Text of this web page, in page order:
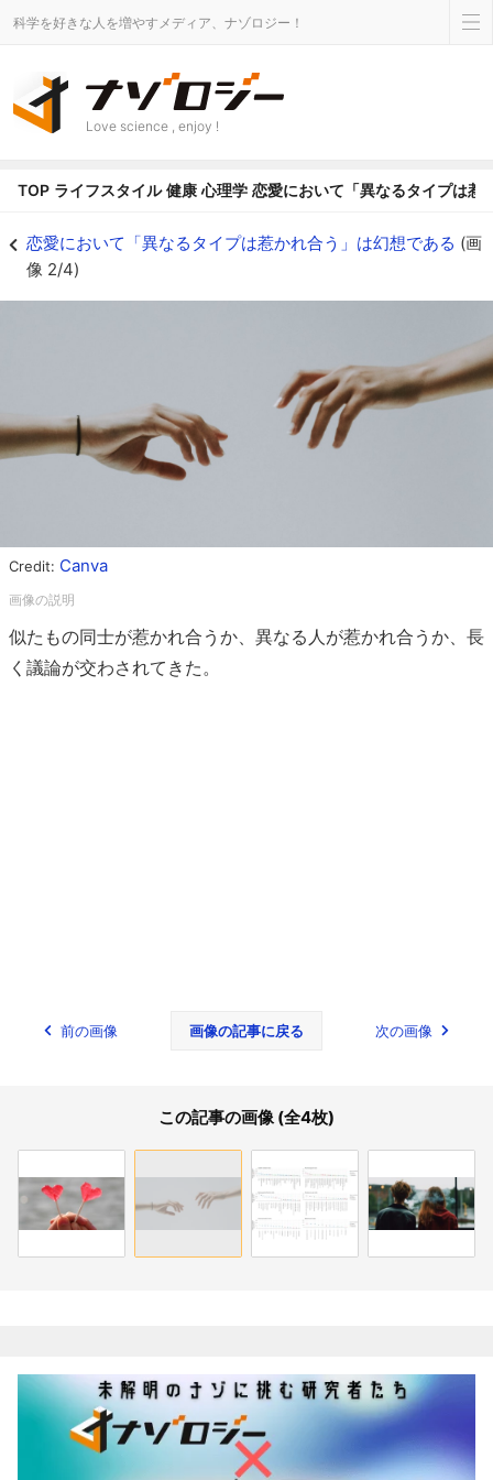
科学を好きな人を増やすメディア、ナゾロジー！
Love science , enjoy !
TOP ライフスタイル 健康 心理学 恋愛において「異なるタイプは惹
恋愛において「異なるタイプは惹かれ合う」は幻想である (画
像 2/4)
Credit: Canva
似たもの同士が惹かれ合うか、異なる人が惹かれ合うか、長
く議論が交わされてきた。
前の画像 画像の記事に戻る 次の画像
この記事の画像 (全4枚)